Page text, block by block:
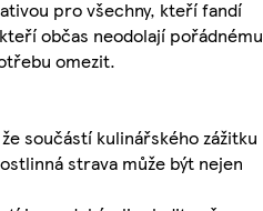
pro všechny, kteří fandí
občas neodolají pořádnému
omezit.
součástí kulinářského zážitku
strava může být nejen